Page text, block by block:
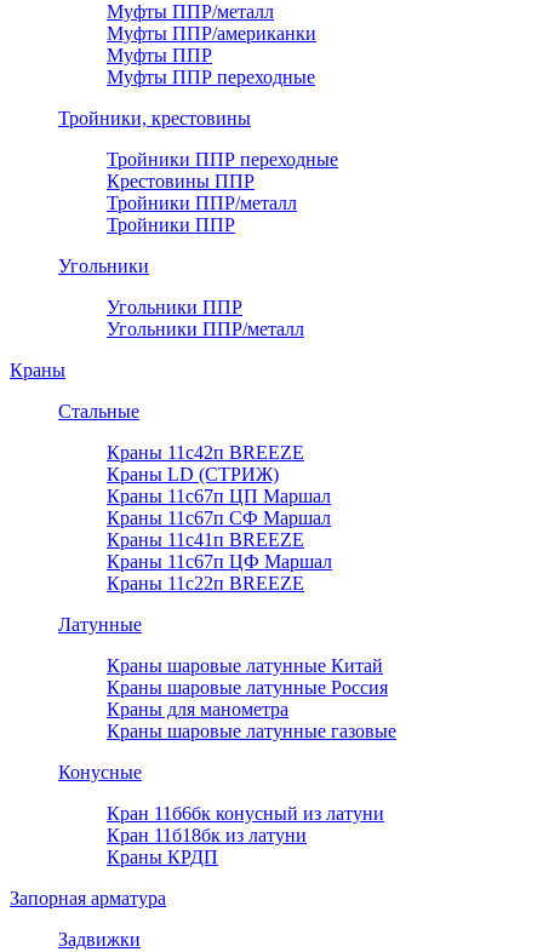
Муфты ППР/металл
Муфты ППР/американки
Муфты ППР
Муфты ППР переходные
Тройники, крестовины
Тройники ППР переходные
Крестовины ППР
Тройники ППР/металл
Тройники ППР
Угольники
Угольники ППР
Угольники ППР/металл
Краны
Стальные
Краны 11с42п BREEZE
Краны LD (СТРИЖ)
Краны 11с67п ЦП Маршал
Краны 11с67п СФ Маршал
Краны 11с41п BREEZE
Краны 11с67п ЦФ Маршал
Краны 11с22п BREEZE
Латунные
Краны шаровые латунные Китай
Краны шаровые латунные Россия
Краны для манометра
Краны шаровые латунные газовые
Конусные
Кран 11б6бк конусный из латуни
Кран 11б18бк из латуни
Краны КРДП
Запорная арматура
Задвижки